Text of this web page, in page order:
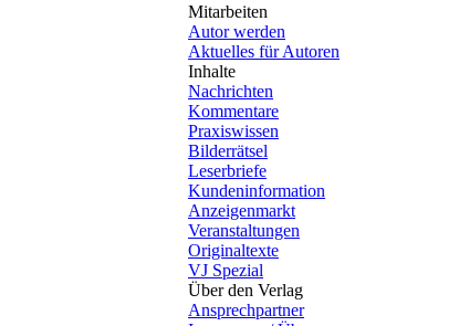
Mitarbeiten
Autor werden
Aktuelles für Autoren
Inhalte
Nachrichten
Kommentare
Praxiswissen
Bilderrätsel
Leserbriefe
Kundeninformation
Anzeigenmarkt
Veranstaltungen
Originaltexte
VJ Spezial
Über den Verlag
Ansprechpartner